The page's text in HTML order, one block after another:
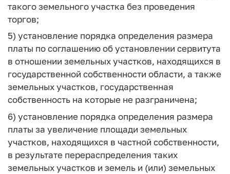
такого земельного участка без проведения
торгов;
5) установление порядка определения размера
платы по соглашению об установлении сервитута
в отношении земельных участков, находящихся в
государственной собственности области, а также
земельных участков, государственная
собственность на которые не разграничена;
6) установление порядка определения размера
платы за увеличение площади земельных
участков, находящихся в частной собственности,
в результате перераспределения таких
земельных участков и земель и (или) земельных